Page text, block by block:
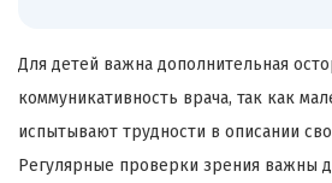
Для детей важна дополнительная
коммуникативность врача, так как
испытывают трудности в описании
Регулярные проверки зрения важны